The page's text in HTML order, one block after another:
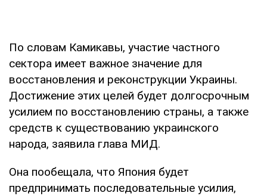
По словам Камикавы, участие частного
сектора имеет важное значение для
восстановления и реконструкции Украины.
Достижение этих целей будет долгосрочным
усилием по восстановлению страны, а также
средств к существованию украинского
народа, заявила глава МИД.
Она пообещала, что Япония будет
предпринимать последовательные усилия,